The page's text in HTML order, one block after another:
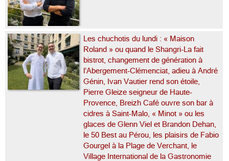
Les chuchotis du lundi : « Maison
Roland » ou quand le Shangri-La fait
bistrot, changement de génération à
l’Abergement-Clémenciat, adieu à André
Génin, Ivan Vautier rend son étoile,
Pierre Gleize seigneur de Haute-
Provence, Breizh Café ouvre son bar à
cidres à Saint-Malo, « Minot » ou les
glaces de Glenn Viel et Brandon Dehan,
le 50 Best au Pérou, les plaisirs de Fabio
Gourgel à la Plage de Verchant, le
Village International de la Gastronomie